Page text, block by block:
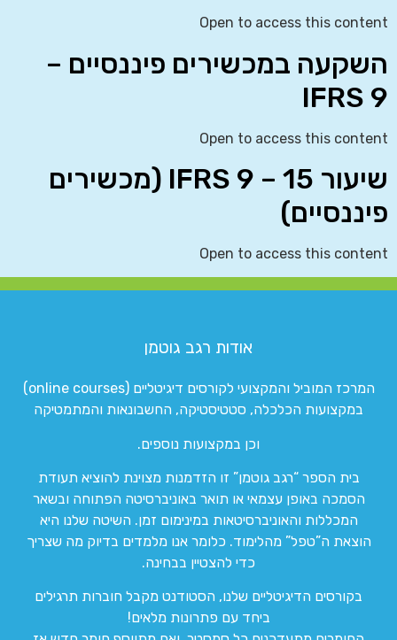
Open to access this content
השקעה במכשירים פיננסיים –
IFRS 9
Open to access this content
שיעור 15 – IFRS 9 (מכשירים
פיננסיים)
Open to access this content
אודות רגב גוטמן
המרכז המוביל והמקצועי לקורסים דיגיטליים (online courses)
במקצועות הכלכלה, סטטיסטיקה, החשבונאות והמתמטיקה
וכן במקצועות נוספים.
בית הספר “רגב גוטמן” זו הזדמנות מצוינת להוציא תעודת
הסמכה באופן עצמאי או תואר באוניברסיטה הפתוחה ובשאר
המכללות והאוניברסיטאות במינימום זמן. השיטה שלנו היא
הוצאת ה”טפל” מהלימוד. כלומר אנו מלמדים בדיוק מה שצריך
כדי להצטיין בבחינה.
בקורסים הדיגיטליים שלנו, הסטודנט מקבל חוברות תרגילים
ביחד עם פתרונות מלאים!